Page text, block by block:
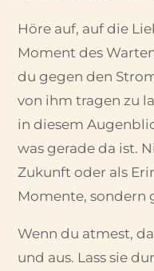
Höre auf, auf die
Moment des
du gegen den
von ihm tragen zu
in diesem
was gerade da ist.
Zukunft oder als
Momente, sondern
Wenn du atmest,
und aus. Lass sie